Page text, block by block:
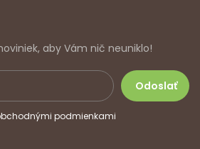
aby Vám nič neuniklo!
podmienkami